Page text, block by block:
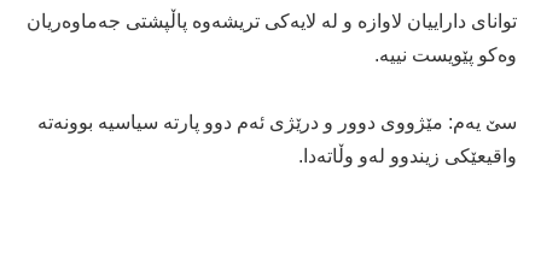
تواناى داراییان لاوازه‌ و له‌ لایه‌كى تریشه‌وه‌ پاڵپشتى جه‌ماوه‌ریان
وه‌كو پێویست نییه‌.
سێ یه‌م: مێژووى دوور و درێژى ئه‌م دوو پارته‌ سیاسیه‌ بوونه‌ته‌
واقیعێكى زیندوو له‌و وڵاته‌دا.